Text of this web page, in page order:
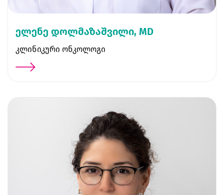
ელენე დოლმაზაშვილი, MD
კლინიკური ონკოლოგი